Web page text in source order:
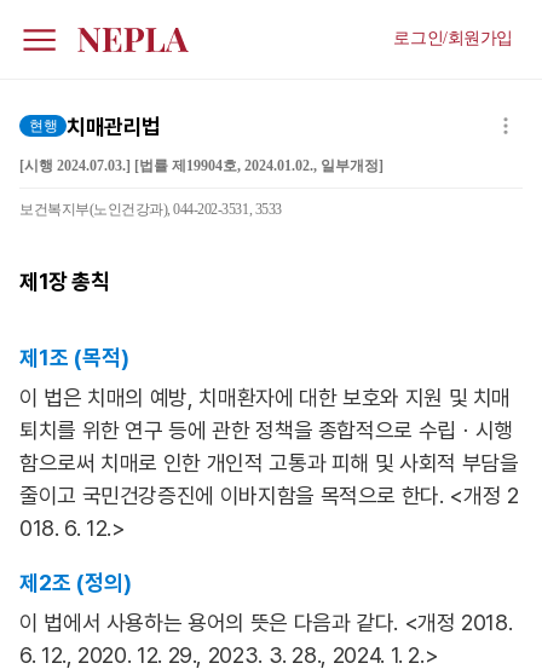
로그인/회원가입
현행 치매관리법
[시행 2024.07.03.] [법률 제19904호, 2024.01.02., 일부개정]
보건복지부(노인건강과), 044-202-3531, 3533
제1장총칙
제1조 (목적)
이 법은 치매의 예방, 치매환자에 대한 보호와 지원 및 치매
퇴치를 위한 연구 등에 관한 정책을 종합적으로 수립ㆍ시행
함으로써 치매로 인한 개인적 고통과 피해 및 사회적 부담을
줄이고 국민건강증진에 이바지함을 목적으로 한다. <개정 2
018. 6. 12.>
제2조 (정의)
이 법에서 사용하는 용어의 뜻은 다음과 같다. <개정 2018.
6. 12., 2020. 12. 29., 2023. 3. 28., 2024. 1. 2.>